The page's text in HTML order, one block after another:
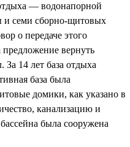
— водонапорной
и семи сборно-щитовых
о передаче этого
предложение вернуть
14 лет база отдыха
база была
домики, как указано в
канализацию и
была сооружена